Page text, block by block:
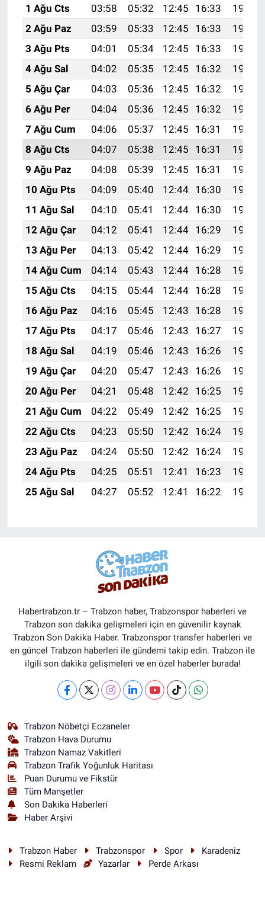
1 Ağu Cts
03:58 05:32 12:45 16:33
19:48
2 Ağu Paz
03:59 05:33 12:45 16:33
19:47
3 Ağu Pts
04:01 05:34 12:45 16:33
19:46
4 Ağu Sal
04:02 05:35 12:45 16:32
19:45
5 Ağu Çar
04:03 05:36 12:45 16:32
19:44
6 Ağu Per
04:04 05:36 12:45 16:32
19:43
7 Ağu Cum
04:06 05:37 12:45 16:31
19:42
8 Ağu Cts
04:07 05:38 12:45 16:31
19:41
9 Ağu Paz
04:08 05:39 12:45 16:31
19:40
10 Ağu Pts
04:09 05:40 12:44 16:30
19:39
11 Ağu Sal
04:10 05:41 12:44 16:30
19:38
12 Ağu Çar
04:12 05:41 12:44 16:29
19:37
13 Ağu Per
04:13 05:42 12:44 16:29
19:36
14 Ağu Cum
04:14 05:43 12:44 16:28
19:34
15 Ağu Cts
04:15 05:44 12:44 16:28
19:33
16 Ağu Paz
04:16 05:45 12:43 16:28
19:32
17 Ağu Pts
04:17 05:46 12:43 16:27
19:31
18 Ağu Sal
04:19 05:46 12:43 16:26
19:30
19 Ağu Çar
04:20 05:47 12:43 16:26
19:28
20 Ağu Per
04:21 05:48 12:42 16:25
19:27
21 Ağu Cum
04:22 05:49 12:42 16:25
19:26
22 Ağu Cts
04:23 05:50 12:42 16:24
19:24
23 Ağu Paz
04:24 05:50 12:42 16:24
19:23
24 Ağu Pts
04:25 05:51 12:41 16:23
19:22
25 Ağu Sal
04:27 05:52 12:41 16:22 19:20
Habertrabzon.tr – Trabzon haber, Trabzonspor haberleri ve
Trabzon son dakika gelişmeleri için en güvenilir kaynak
Trabzon Son Dakika Haber. Trabzonspor transfer haberleri ve
en güncel Trabzon haberleri ile gündemi takip edin. Trabzon ile
ilgili son dakika gelişmeleri ve en özel haberler burada!
Trabzon Nöbetçi Eczaneler
Trabzon Hava Durumu
Trabzon Namaz Vakitleri
Trabzon Trafik Yoğunluk Haritası
Puan Durumu ve Fikstür
Tüm Manşetler
Son Dakika Haberleri
Haber Arşivi
Trabzon Haber Trabzonspor Spor
Karadeniz
Resmi Reklam
Yazarlar Perde Arkası